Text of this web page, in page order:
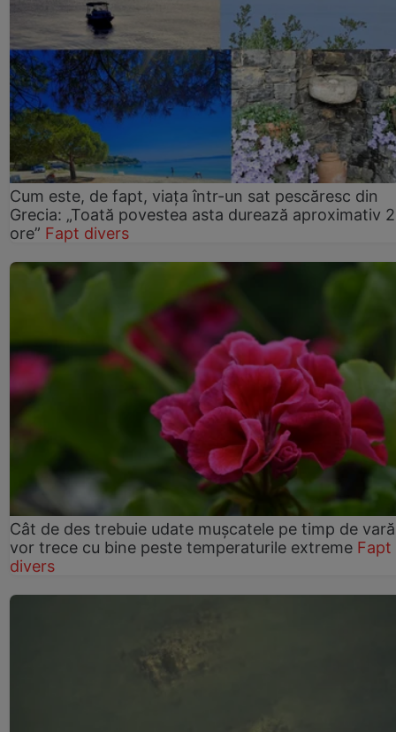
Cum este, de fapt, viața într-un sat pescăresc din
Grecia: „Toată povestea asta durează aproximativ
ore” Fapt divers
Cât de des trebuie udate mușcatele pe timp de
vor trece cu bine peste temperaturile extreme Fapt
divers